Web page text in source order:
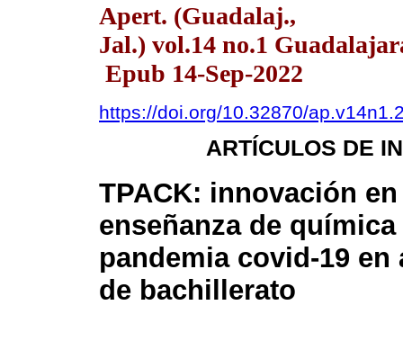
Apert. (Guadalaj.,
Jal.) vol.14 no.1
Epub 14-Sep-2022
https://doi.org/10.32870/
ARTÍCULOS DE
TPACK: innovación
enseñanza de
pandemia covid-19 en
de bachillerato